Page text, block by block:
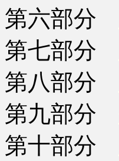
第六部分
第七部分
第八部分
第九部分
第十部分